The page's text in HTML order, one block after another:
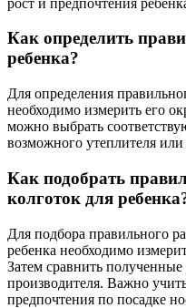
Как определить
ребенка?
Для определения
необходимо измерить его
можно выбрать
возможного утеплителя
Как подобрать
колготок для
Для подбора правильного
ребенка необходимо
Затем сравнить
производителя. Важно
предпочтения по посадке